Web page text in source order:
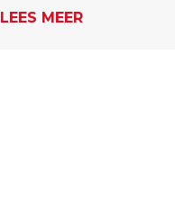
LEES MEER